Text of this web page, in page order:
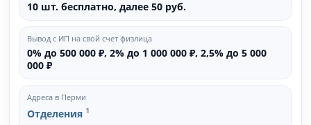
10 шт. бесплатно, далее 50 руб.
Вывод с ИП на свой счет физлица
0% до 500 000 ₽, 2% до 1 000 000 ₽, 2,5% до 5 000
000 ₽
Адреса в Перми
Отделения 1